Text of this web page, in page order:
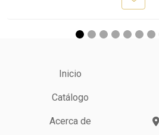
Inicio
Catálogo
Acerca de